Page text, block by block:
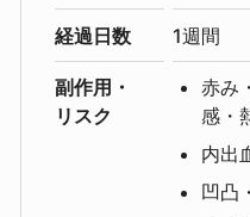
経過日数 1週間
副作用・
リスク
赤み
感・
内出
凹凸